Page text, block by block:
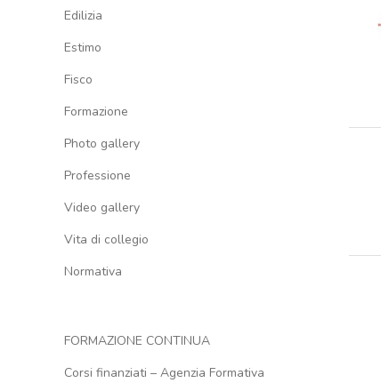
Edilizia
Estimo
Fisco
Formazione
Photo gallery
Professione
Video gallery
Vita di collegio
Normativa
FORMAZIONE CONTINUA
Corsi finanziati – Agenzia Formativa